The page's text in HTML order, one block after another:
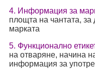
4. Информация за
площта на чантата,
марката
5. Функционално
на отваряне, начина
информация за